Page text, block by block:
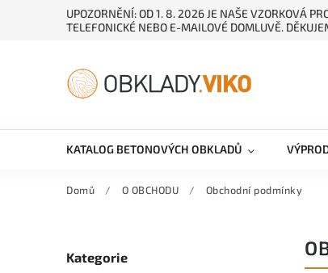
UPOZORNĚNÍ: OD 1. 8. 2026 JE NAŠE VZORKOVÁ
TELEFONICKÉ NEBO E-MAILOVÉ DOMLUVĚ.
KATALOG BETONOVÝCH OBKLADŮ
Domů / O OBCHODU / Obchodní podmínky
Kategorie